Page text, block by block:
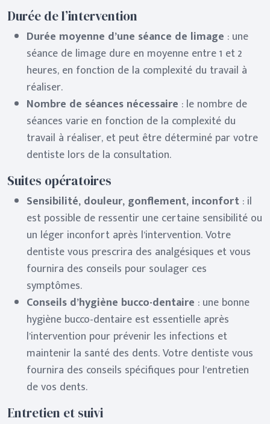
Durée de l’intervention
Durée moyenne d’une séance de limage : une
séance de limage dure en moyenne entre 1 et 2
heures, en fonction de la complexité du travail à
réaliser.
Nombre de séances nécessaire : le nombre de
séances varie en fonction de la complexité du
travail à réaliser, et peut être déterminé par votre
dentiste lors de la consultation.
Suites opératoires
Sensibilité, douleur, gonflement, inconfort : il
est possible de ressentir une certaine sensibilité ou
un léger inconfort après l’intervention. Votre
dentiste vous prescrira des analgésiques et vous
fournira des conseils pour soulager ces
symptômes.
Conseils d’hygiène bucco-dentaire : une bonne
hygiène bucco-dentaire est essentielle après
l’intervention pour prévenir les infections et
maintenir la santé des dents. Votre dentiste vous
fournira des conseils spécifiques pour l’entretien
de vos dents.
Entretien et suivi